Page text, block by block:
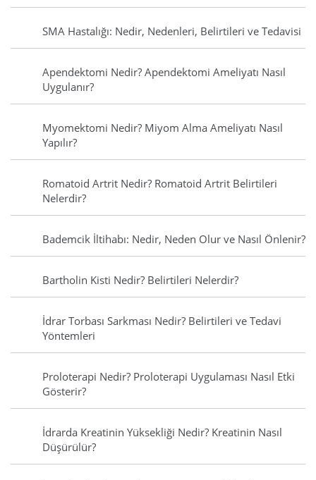
SMA Hastalığı: Nedir, Nedenleri, Belirtileri ve Tedavisi
Apendektomi Nedir? Apendektomi Ameliyatı Nasıl
Uygulanır?
Myomektomi Nedir? Miyom Alma Ameliyatı Nasıl
Yapılır?
Romatoid Artrit Nedir? Romatoid Artrit Belirtileri
Nelerdir?
Bademcik İltihabı: Nedir, Neden Olur ve Nasıl Önlenir?
Bartholin Kisti Nedir? Belirtileri Nelerdir?
İdrar Torbası Sarkması Nedir? Belirtileri ve Tedavi
Yöntemleri
Proloterapi Nedir? Proloterapi Uygulaması Nasıl Etki
Gösterir?
İdrarda Kreatinin Yüksekliği Nedir? Kreatinin Nasıl
Düşürülür?